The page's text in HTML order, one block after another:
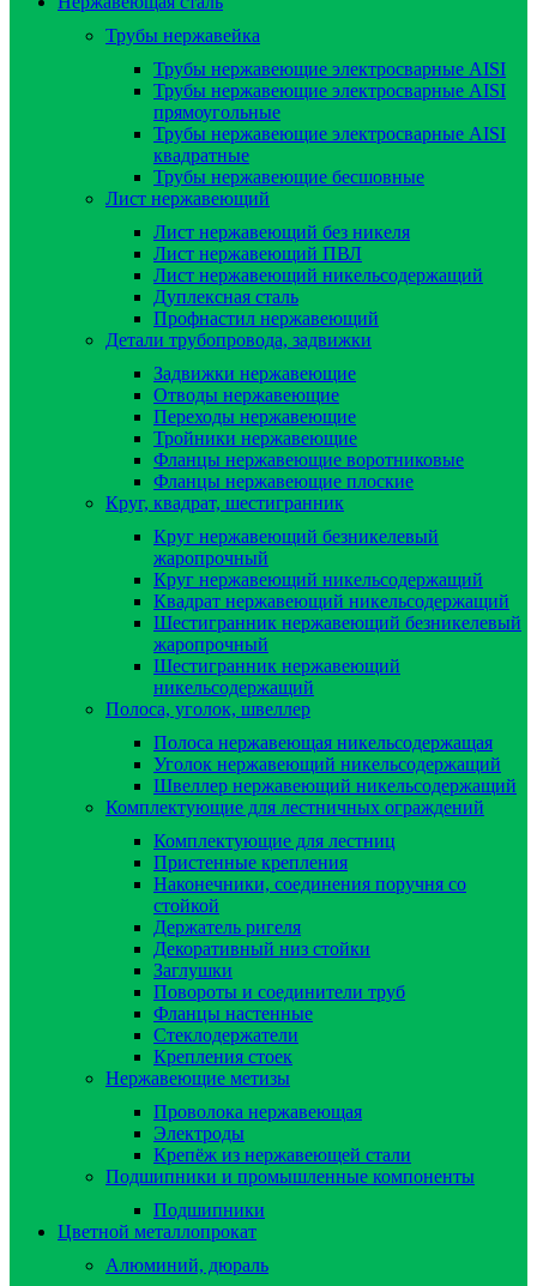
Трубы нержавейка
Трубы нержавеющие электросварные AISI
Трубы нержавеющие электросварные AISI
прямоугольные
Трубы нержавеющие электросварные AISI
квадратные
Трубы нержавеющие бесшовные
Лист нержавеющий
Лист нержавеющий без никеля
Лист нержавеющий ПВЛ
Лист нержавеющий никельсодержащий
Дуплексная сталь
Профнастил нержавеющий
Детали трубопровода, задвижки
Задвижки нержавеющие
Отводы нержавеющие
Переходы нержавеющие
Тройники нержавеющие
Фланцы нержавеющие воротниковые
Фланцы нержавеющие плоские
Круг, квадрат, шестигранник
Круг нержавеющий безникелевый
жаропрочный
Круг нержавеющий никельсодержащий
Квадрат нержавеющий никельсодержащий
Шестигранник нержавеющий безникелевый
жаропрочный
Шестигранник нержавеющий
никельсодержащий
Полоса, уголок, швеллер
Полоса нержавеющая никельсодержащая
Уголок нержавеющий никельсодержащий
Швеллер нержавеющий никельсодержащий
Комплектующие для лестничных ограждений
Комплектующие для лестниц
Пристенные крепления
Наконечники, соединения поручня со
стойкой
Держатель ригеля
Декоративный низ стойки
Заглушки
Повороты и соединители труб
Фланцы настенные
Стеклодержатели
Крепления стоек
Нержавеющие метизы
Проволока нержавеющая
Электроды
Крепёж из нержавеющей стали
Подшипники и промышленные компоненты
Подшипники
Цветной металлопрокат
Алюминий, дюраль